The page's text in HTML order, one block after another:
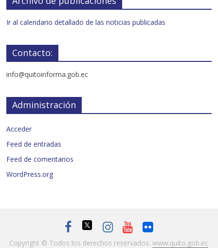
Ir al calendario detallado de las noticias publicadas
Contacto:
info@quitoinforma.gob.ec
Administración
Acceder
Feed de entradas
Feed de comentarios
WordPress.org
Copyright © Todos los derechos reservados.www.quito.gob.ec